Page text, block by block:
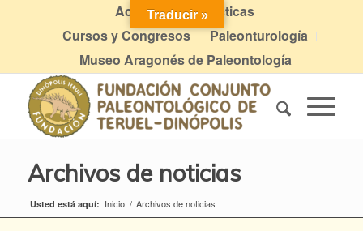
Actividades didácticas
Cursos y Congresos
Paleonturología
Museo Aragonés de Paleontología
Archivos de noticias
Usted está aquí: Inicio / Archivos de noticias
Traducir »